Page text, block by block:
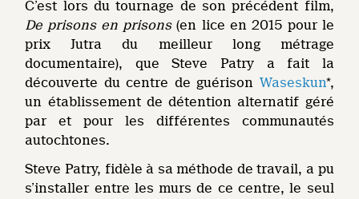
C’est lors du tournage de son précédent film,
De prisons en prisons(en lice en 2015 pour le
prix Jutra du meilleur long métrage
documentaire), que Steve Patry a fait la
découverte du centre de guérison Waseskun*,
un établissement de détention alternatif géré
par et pour les différentes communautés
autochtones.
Steve Patry, fidèle à sa méthode de travail, a pu
s’installer entre les murs de ce centre, le seul